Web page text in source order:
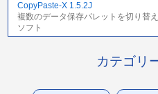
CopyPaste-X 1.5.2J
複数のデータ保存パレットを切り替
ソフト
カテゴリ